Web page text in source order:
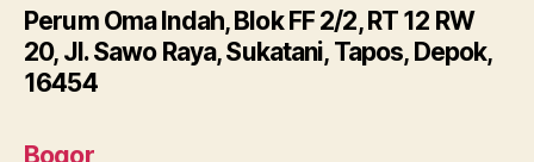
Perum Oma Indah, Blok FF 2/2, RT 12 RW
20, Jl. Sawo Raya, Sukatani, Tapos, Depok,
16454
Bogor